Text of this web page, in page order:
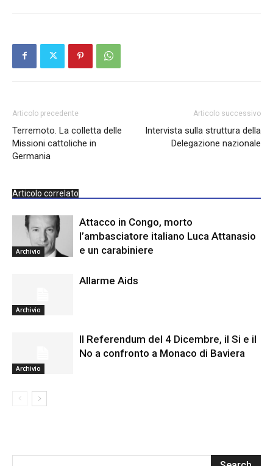
Articolo precedente
Terremoto. La colletta delle
Missioni cattoliche in
Germania
Articolo successivo
Intervista sulla struttura della
Delegazione nazionale
Articolo correlato
Archivio
Attacco in Congo, morto
l’ambasciatore italiano Luca Attanasio
e un carabiniere
Archivio
Allarme Aids
Archivio
Il Referendum del 4 Dicembre, il Si e il
No a confronto a Monaco di Baviera